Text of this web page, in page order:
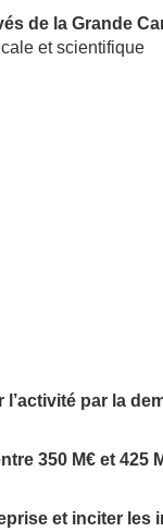
de la Grande
et scientifique
l’activité par la
350 M€ et 425
et inciter